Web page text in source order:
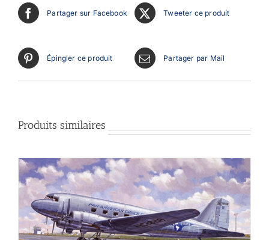
Partager sur Facebook Tweeter ce produit
Épingler ce produit Partager par Mail
Produits similaires